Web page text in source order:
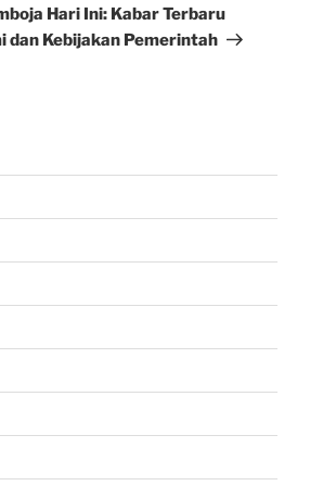
Hari Ini: Kabar Terbaru
dan Kebijakan Pemerintah